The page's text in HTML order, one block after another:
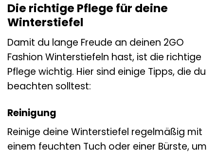
Die richtige Pflege für deine
Winterstiefel
Damit du lange Freude an deinen 2GO
Fashion Winterstiefeln hast, ist die richtige
Pflege wichtig. Hier sind einige Tipps, die du
beachten solltest:
Reinigung
Reinige deine Winterstiefel regelmäßig mit
einem feuchten Tuch oder einer Bürste, um